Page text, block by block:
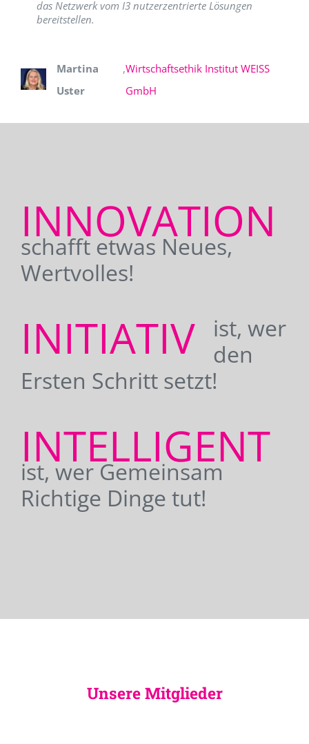
das Netzwerk vom I3 nutzerzentrierte Lösungen
bereitstellen.
Martina
Uster
,Wirtschaftsethik Institut WEISS
GmbH
INNOVATION
schafft etwas Neues,
Wertvolles!
INITIATIV
ist, wer
den
Ersten Schritt setzt!
INTELLIGENT
ist, wer Gemeinsam
Richtige Dinge tut!
Unsere Mitglieder